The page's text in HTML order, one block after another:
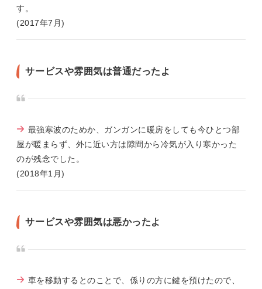
す。
(2017年7月)
サービスや雰囲気は普通だったよ
最強寒波のためか、ガンガンに暖房をしても今ひとつ部
屋が暖まらず、外に近い方は隙間から冷気が入り寒かった
のが残念でした。
(2018年1月)
サービスや雰囲気は悪かったよ
車を移動するとのことで、係りの方に鍵を預けたので、